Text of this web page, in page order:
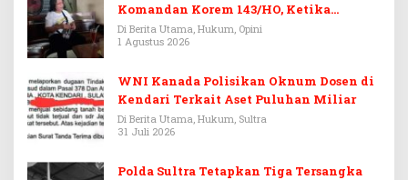
Komandan Korem 143/HO, Ketika
Warisan Menjadi Arena Pemerasan
Di Berita Utama, Hukum, Opini
1 Agustus 2026
WNI Kanada Polisikan Oknum Dosen di
Kendari Terkait Aset Puluhan Miliar
Di Berita Utama, Hukum, Sultra
31 Juli 2026
Polda Sultra Tetapkan Tiga Tersangka